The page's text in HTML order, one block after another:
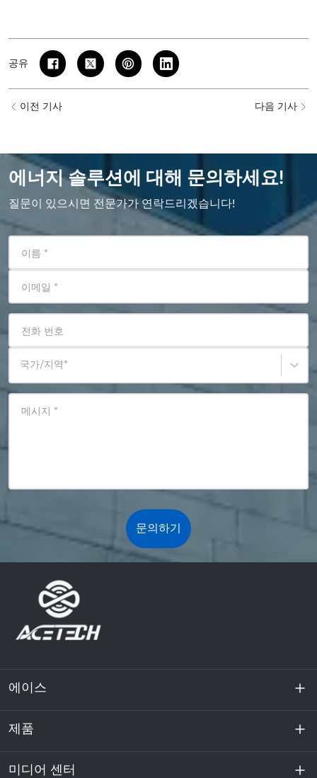
공유
이전 기사 다음 기사
에너지 솔루션에 대해 문의하세요!
질문이 있으시면 전문가가 연락드리겠습니다!
이름 *
이메일 *
전화 번호
국가/지역 *
메시지 *
문의하기
에이스
회사 소개
지속 가능성
제품
에너지 저장
미디어 센터